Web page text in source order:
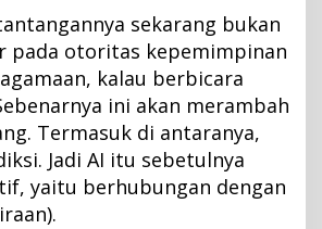
sekarang bukan
pada otoritas kepemimpinan
kalau berbicara
ini akan merambah
Termasuk di antaranya,
Jadi AI itu sebetulnya
yaitu berhubungan dengan